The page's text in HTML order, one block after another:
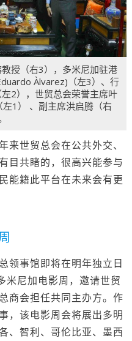
授（右3），多米尼加驻港
Àlvarez)（左3）、行
2），世贸总会荣誉主席叶
1） 、副主席洪启腾（右
来世贸总会在公共外交、
目共睹的，很高兴能参与
能籍此平台在未来会有更
领事馆即将在明年独立日
米尼加电影周，邀请世贸
商会担任共同主办方。作
，该电影周会将展出多明
、智利、哥伦比亚、墨西